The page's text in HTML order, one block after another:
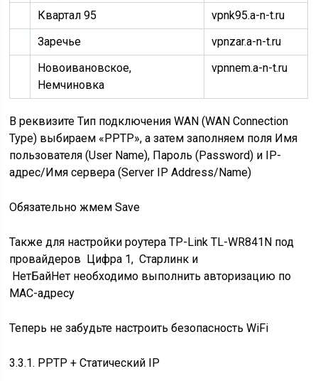
Квартал 95
vpnk95.a-n-t.ru
Заречье
vpnzar.a-n-t.ru
Новоивановское,
Немчиновка
vpnnem.a-n-t.ru
В реквизите Тип подключения WAN (WAN Connection
Type) выбираем «PPTP», а затем заполняем поля Имя
пользователя (User Name), Пароль (Password) и IP-
адрес/Имя сервера (Server IP Address/Name)
Обязательно жмем Save
Также для настройки роутера TP-Link TL-WR841N под
провайдеров Цифра 1, Старлинк и
НетБайНет необходимо выполнитьавторизацию по
MAC-адресу
Теперь не забудьте настроить безопасность WiFi
3.3.1. PPTP + Статический IP